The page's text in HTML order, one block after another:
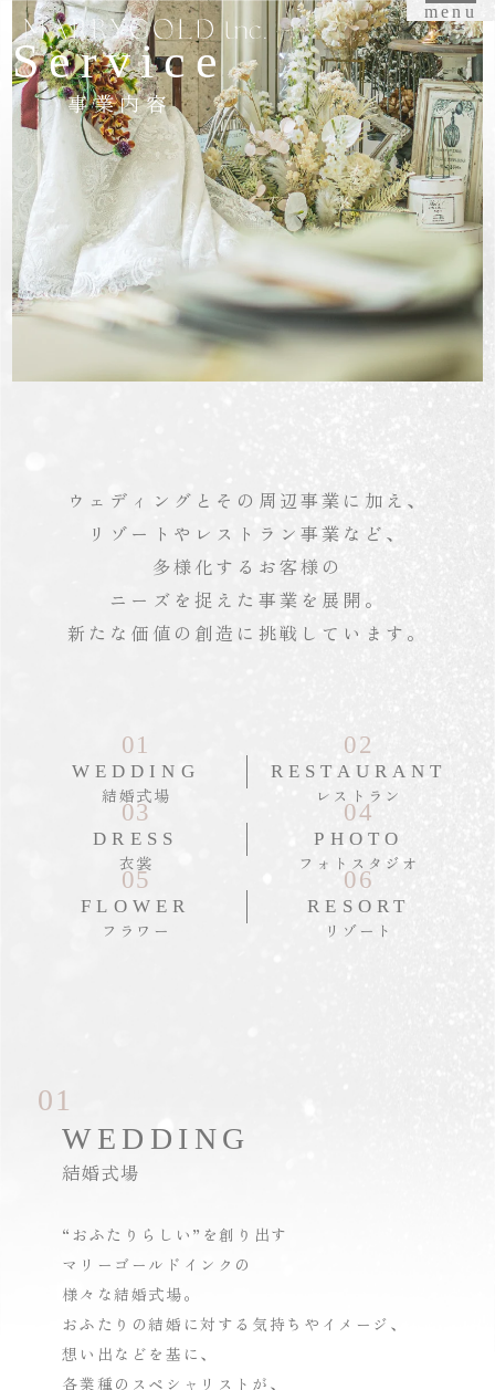
menu
Service
事業内容
ウェディングとその周辺事業に加え、
リゾートやレストラン事業など、
多様化するお客様の
ニーズを捉えた事業を展開。
新たな価値の創造に挑戦しています。
01
WEDDING
結婚式場
02
RESTAURANT
レストラン
03
DRESS
衣裳
04
PHOTO
フォトスタジオ
05
FLOWER
フラワー
06
RESORT
リゾート
01
WEDDING
結婚式場
“おふたりらしい”を創り出す
マリーゴールドインクの
様々な結婚式場。
おふたりの結婚に対する気持ちやイメージ、
想い出などを基に、
各業種のスペシャリストが、